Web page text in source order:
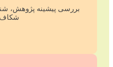
بررسی پیشینه پژوهش،